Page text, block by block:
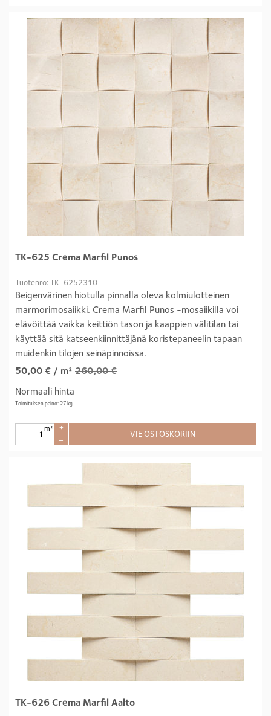
TK-625 Crema Marfil Punos
Tuotenro: TK-6252310
Beigenvärinen hiotulla pinnalla oleva kolmiulotteinen
marmorimosaiikki. Crema Marfil Punos -mosaiikilla voi
elävöittää vaikka keittiön tason ja kaappien välitilan tai
käyttää sitä katseenkiinnittäjänä koristepaneelin tapaan
muidenkin tilojen seinäpinnoissa.
50,00 € / m² 260,00 €
Normaali hinta
Toimituksen paino: 27 kg
m²
+
–
VIE OSTOSKORIIN
TK-626 Crema Marfil Aalto